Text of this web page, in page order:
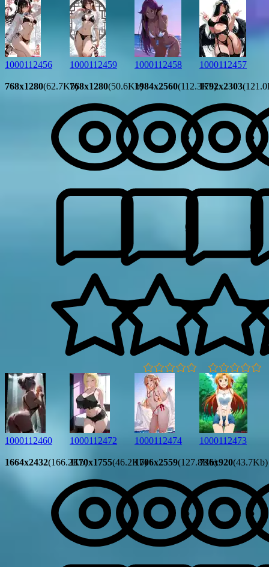
1000112456
768x1280(62.7Kb)
5
0
0.0
1000112459
768x1280(50.6Kb)
5
0
0.0
1000112458
1984x2560(112.3Kb)
1000112457
1792x2303
1000112460
1664x2432(166.2Kb)
5
1000112472
1170x1755(46.2Kb)
5
1000112474
1706x2559(127.8Kb)
1000112473
736x920(43.7Kb)